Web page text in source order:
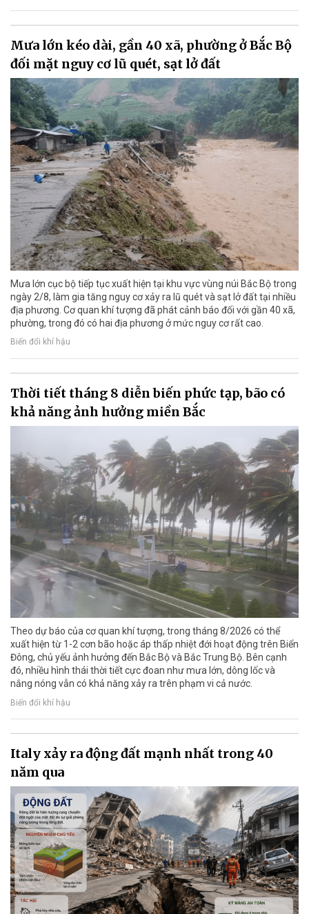
Mưa lớn kéo dài, gần 40 xã, phường ở Bắc Bộ
đối mặt nguy cơ lũ quét, sạt lở đất
Mưa lớn cục bộ tiếp tục xuất hiện tại khu vực vùng núi Bắc Bộ trong
ngày 2/8, làm gia tăng nguy cơ xảy ra lũ quét và sạt lở đất tại nhiều
địa phương. Cơ quan khí tượng đã phát cảnh báo đối với gần 40 xã,
phường, trong đó có hai địa phương ở mức nguy cơ rất cao.
Biến đổi khí hậu
Thời tiết tháng 8 diễn biến phức tạp, bão có
khả năng ảnh hưởng miền Bắc
Theo dự báo của cơ quan khí tượng, trong tháng 8/2026 có thể
xuất hiện từ 1-2 cơn bão hoặc áp thấp nhiệt đới hoạt động trên Biển
Đông, chủ yếu ảnh hưởng đến Bắc Bộ và Bắc Trung Bộ. Bên cạnh
đó, nhiều hình thái thời tiết cực đoan như mưa lớn, dông lốc và
nắng nóng vẫn có khả năng xảy ra trên phạm vi cả nước.
Biến đổi khí hậu
Italy xảy ra động đất mạnh nhất trong 40
năm qua